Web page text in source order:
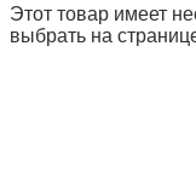
Этот товар имеет
выбрать на